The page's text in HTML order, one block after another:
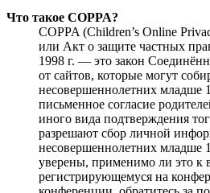
Что такое COPPA?
COPPA (Children’s Online
или Акт о защите частных
1998 г. — это закон
от сайтов, которые могут
несовершеннолетних младше
письменное согласие
иного вида подтверждения
разрешают сбор личной
несовершеннолетних младше
уверены, применимо ли это к
регистрирующемуся на